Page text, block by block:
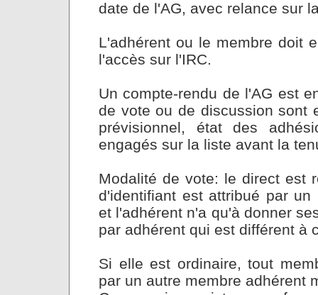
date de l'AG, avec relance sur
L'adhérent ou le membre doit
l'accès sur l'IRC.
Un compte-rendu de l'AG est
de vote ou de discussion sont
prévisionnel, état des
engagés sur la liste avant la
Modalité de vote: le direct est
d'identifiant est attribué par
et l'adhérent n'a qu'à donner
par adhérent qui est différent à
Si elle est ordinaire, tout
par un autre membre adhérent